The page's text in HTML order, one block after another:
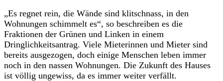
„Es regnet rein, die Wände sind klitschnass, in den
Wohnungen schimmelt es“, so beschreiben es die
Fraktionen der Grünen und Linken in einem
Dringlichkeitsantrag. Viele Mieterinnen und Mieter sind
bereits ausgezogen, doch einige Menschen leben immer
noch in den nassen Wohnungen. Die Zukunft des Hauses
ist völlig ungewiss, da es immer weiter verfällt.